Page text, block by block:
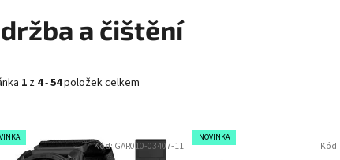
a čištění
1 z 4-54položek celkem
Kód:GAR010-03407-11
NOVINKA
Kód: